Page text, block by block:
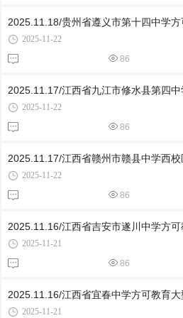
2025.11.18/贵州省遵义市第十四中学
2025-11-22
86
2025.11.17/江西省九江市修水县第四
2025-11-22
86
2025.11.17/江西省赣州市赣县中学西
2025-11-22
86
2025.11.16/江西省吉安市遂川中学方
2025-11-21
86
2025.11.16/江西省宜春中学方可教育
2025-11-21